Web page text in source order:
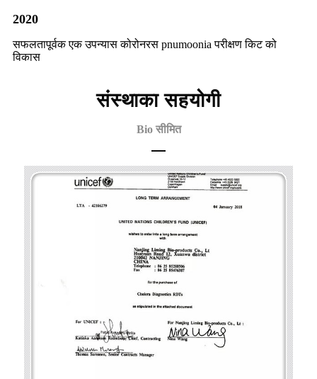
2020
सफलतापूर्वक एक उपन्यास कोरोनरस pnumoonia परीक्षण किट को
विकास
संस्थाका सहयोगी
Bio सीमित